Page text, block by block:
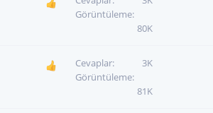
Görüntüleme
80K
Cevaplar
3K
Görüntüleme
81K